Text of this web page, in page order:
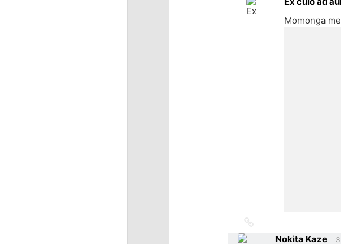
источник
Momonga
на
источникNokita Kaze